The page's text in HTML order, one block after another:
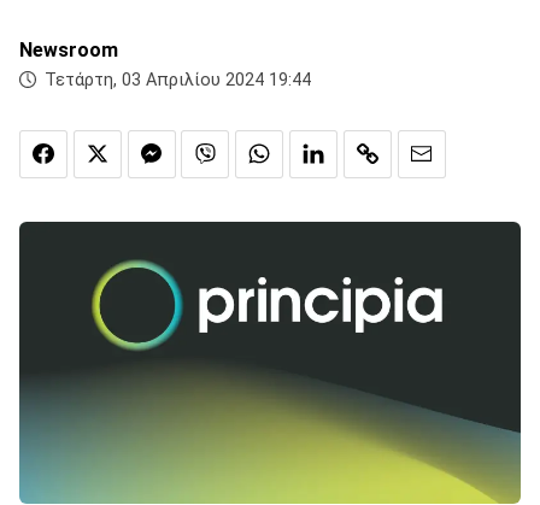
Newsroom
Τετάρτη, 03 Απριλίου 2024 19:44